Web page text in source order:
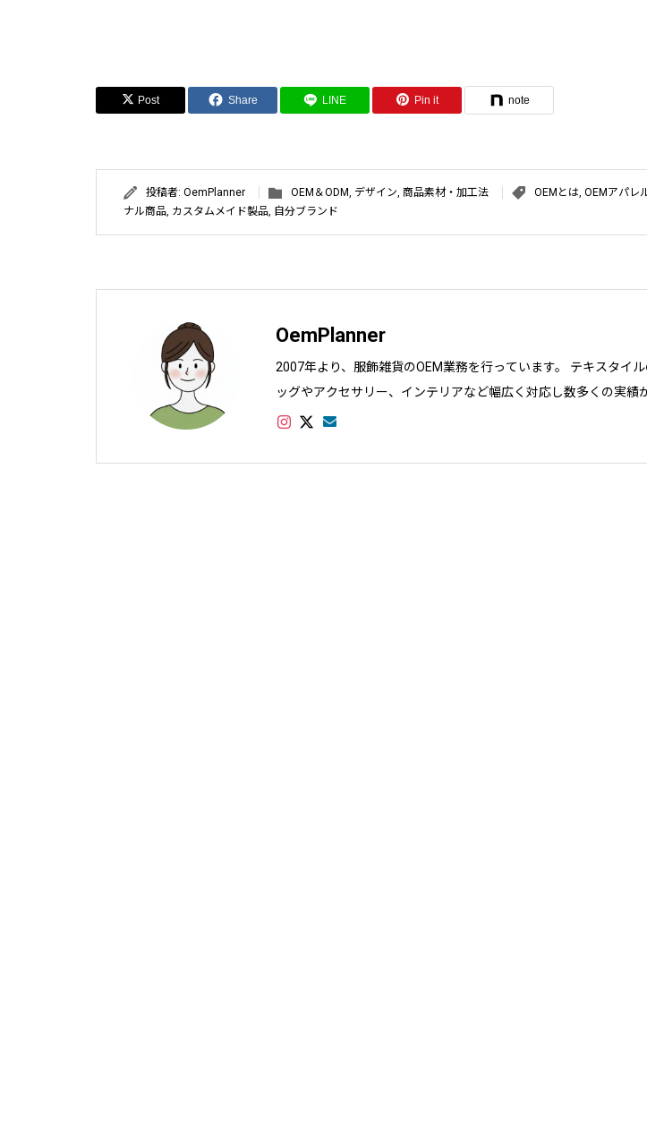
Post Share LINE Pin it note
投稿者: OemPlanner OEM＆ODM デザイン 商品素材・加工法 OEMとは OEMアパレ
ナル商品 カスタムメイド製品 自分ブランド
OemPlanner
2007年より、服飾雑貨のOEM業務を行っています。 テキスタイ
ッグやアクセサリー、インテリアなど幅広く対応し数多くの実績